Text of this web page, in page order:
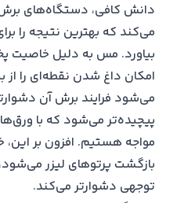
دانش کافی، دستگاه‌های برش
می‌کند که بهترین نتیجه را
بیاورد. مس به دلیل خاصیت
امکان داغ شدن نقطه‌ای را
می‌شود فرایند برش آن
پیچیده‌تر می‌شود که با
مواجه هستیم. افزون بر
بازگشت پرتوهای لیزر
توجهی دشوارتر می‌کند.